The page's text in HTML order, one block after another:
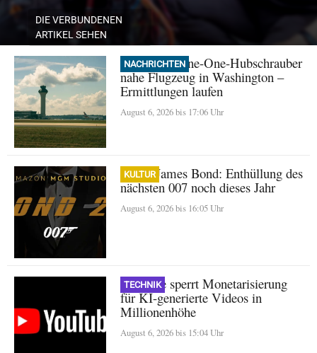
DIE VERBUNDENEN
ARTIKEL SEHEN
NACHRICHTEN
Trump: Marine-One-Hubschrauber
nahe Flugzeug in Washington –
Ermittlungen laufen
August 6, 2026 bis 17:06 Uhr
KULTUR
Neuer James Bond: Enthüllung des
nächsten 007 noch dieses Jahr
August 6, 2026 bis 16:05 Uhr
TECHNIK
YouTube sperrt Monetarisierung
für KI-generierte Videos in
Millionenhöhe
August 6, 2026 bis 15:04 Uhr